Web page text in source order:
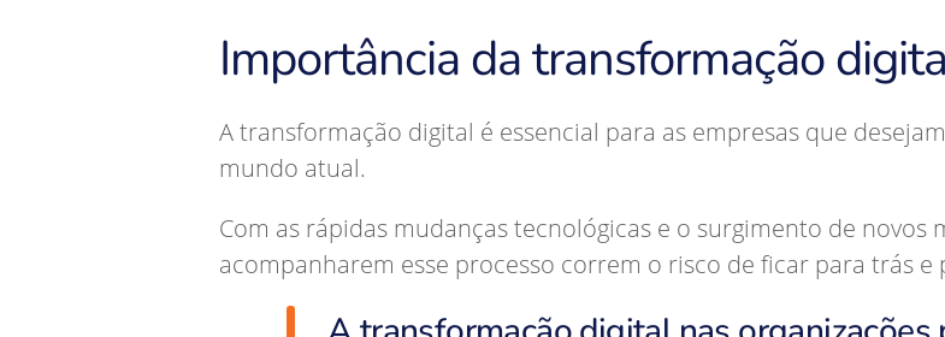
Importância da transformação
A transformação digital é essencial para as empresas que
mundo atual.
Com as rápidas mudanças tecnológicas e o surgimento de novos
acompanharem esse processo correm o risco de ficar para trás